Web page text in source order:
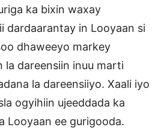
ka bixin waxay
dardaarantay in Looyaan si
dhaweeyo markey
la dareensiin inuu marti
la dareensiiyo. Xaali iyo
ogyihiin ujeeddada ka
Looyaan ee gurigooda.